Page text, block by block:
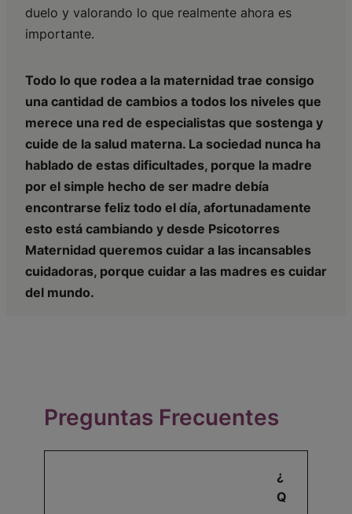
duelo y valorando lo que realmente ahora es
importante.
Todo lo que rodea a la maternidad trae consigo
una cantidad de cambios a todos los niveles que
merece una red de especialistas que sostenga y
cuide de la salud materna. La sociedad nunca ha
hablado de estas dificultades, porque la madre
por el simple hecho de ser madre debía
encontrarse feliz todo el día, afortunadamente
esto está cambiando y desde Psicotorres
Maternidad queremos cuidar a las incansables
cuidadoras, porque cuidar a las madres es cuidar
del mundo.
Preguntas Frecuentes
¿
Q